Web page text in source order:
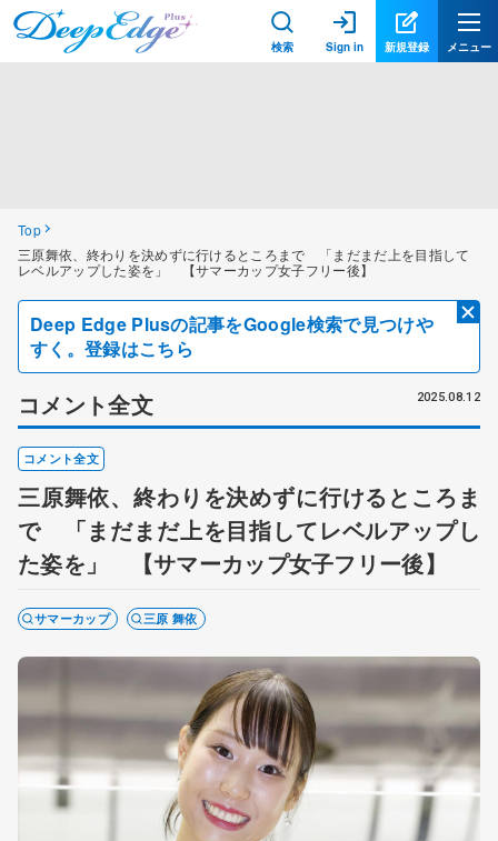
検索 Sign in 新規登録 メニュー
Top
三原舞依、終わりを決めずに行けるところまで 「まだまだ上を目指して
レベルアップした姿を」 【サマーカップ女子フリー後】
Deep Edge Plusの記事をGoogle検索で見つけや
すく。登録はこちら
コメント全文 2025.08.12
コメント全文
三原舞依、終わりを決めずに行けるところま
で 「まだまだ上を目指してレベルアップし
た姿を」 【サマーカップ女子フリー後】
サマーカップ 三原 舞依